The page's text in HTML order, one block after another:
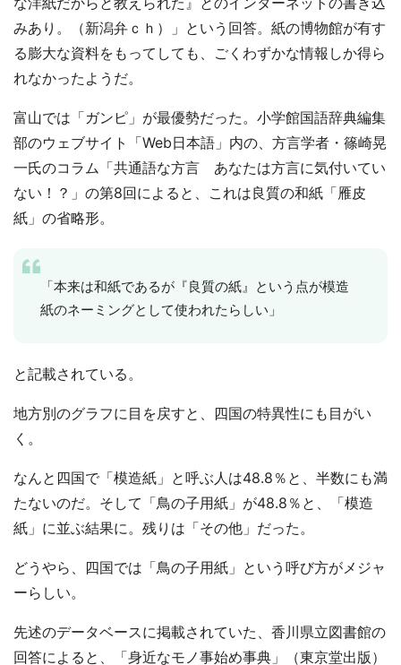
みあり。（新潟弁ｃｈ）」という回答。紙の博物館が有す
る膨大な資料をもってしても、ごくわずかな情報しか得ら
れなかったようだ。
富山では「ガンピ」が最優勢だった。小学館国語辞典編集
部のウェブサイト「Web日本語」内の、方言学者・篠崎晃
一氏のコラム「共通語な方言 あなたは方言に気付いてい
ない！？」の第8回によると、これは良質の和紙「雁皮
紙」の省略形。
「本来は和紙であるが『良質の紙』という点が模造
紙のネーミングとして使われたらしい」
と記載されている。
地方別のグラフに目を戻すと、四国の特異性にも目がい
く。
なんと四国で「模造紙」と呼ぶ人は48.8％と、半数にも満
たないのだ。そして「鳥の子用紙」が48.8％と、「模造
紙」に並ぶ結果に。残りは「その他」だった。
どうやら、四国では「鳥の子用紙」という呼び方がメジャ
ーらしい。
先述のデータベースに掲載されていた、香川県立図書館の
回答によると、「身近なモノ事始め事典」（東京堂出版）